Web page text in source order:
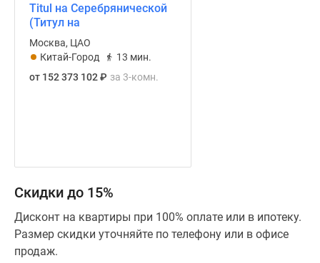
Titul на Серебрянической
(Титул на
Серебрянической)
Москва, ЦАО
Китай-Город
13 мин.
от 152 373 102₽ за 3-комн.
Скидки до 15%
Дисконт на квартиры при 100% оплате или в ипотеку.
Размер скидки уточняйте по телефону или в офисе
продаж.